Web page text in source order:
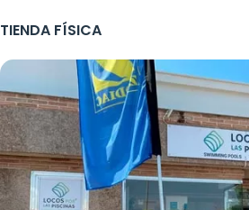
TIENDA FÍSICA